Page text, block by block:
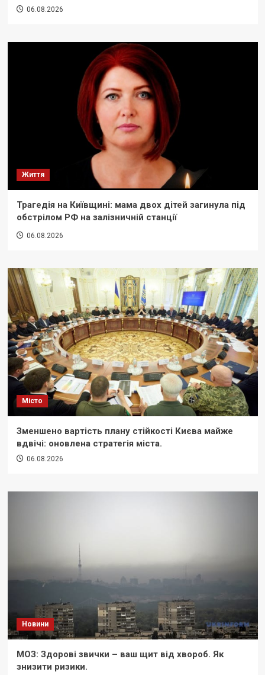
06.08.2026
Життя
Трагедія на Київщині: мама двох дітей загинула під
обстрілом РФ на залізничній станції
06.08.2026
Місто
Зменшено вартість плану стійкості Києва майже
вдвічі: оновлена стратегія міста.
06.08.2026
Новини
МОЗ: Здорові звички – ваш щит від хвороб. Як
знизити ризики.